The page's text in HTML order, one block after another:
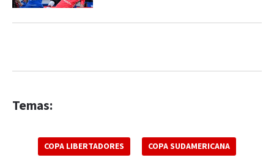
Temas:
COPA LIBERTADORES COPA SUDAMERICANA